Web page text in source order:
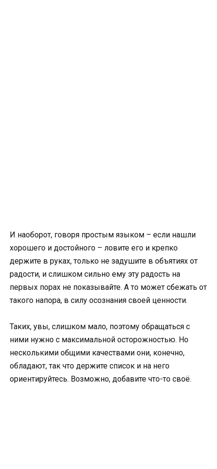
И наоборот, говоря простым языком – если нашли
хорошего и достойного – ловите его и крепко
держите в руках, только не задушите в объятиях от
радости, и слишком сильно ему эту радость на
первых порах не показывайте. А то может сбежать от
такого напора, в силу осознания своей ценности.
Таких, увы, слишком мало, поэтому обращаться с
ними нужно с максимальной осторожностью. Но
несколькими общими качествами они, конечно,
обладают, так что держите список и на него
ориентируйтесь. Возможно, добавите что-то своё.